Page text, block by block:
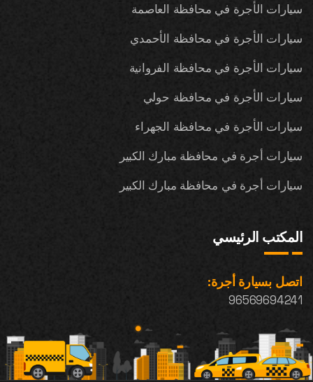
سيارات الأجرة في محافظة العاصمة
سيارات الأجرة في محافظة الأحمدي
سيارات الأجرة في محافظة الفروانية
سيارات الأجرة في محافظة حولي
سيارات الأجرة في محافظة الجهراء
سيارات أجرة في محافظة مبارك الكبير
سيارات أجرة في محافظة مبارك الكبير
المكتب الرئيسي
اتصل بسيارة أجرة:
96569694241